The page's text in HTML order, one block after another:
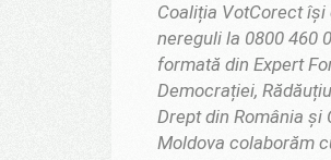
Coaliția VotCorect
nereguli la 0800 460
formată din Expert
Democrației,
Drept din România și
Moldova colaborăm